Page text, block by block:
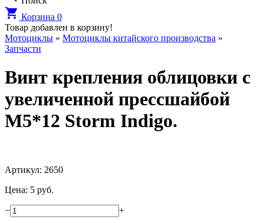
shopping_cart Корзина 0
Товар добавлен в корзину!
Мотоциклы » Мотоциклы китайского производства »
Запчасти
Винт крепления облицовки с
увеличенной прессшайбой
M5*12 Storm Indigo.
Артикул: 2650
Цена: 5 руб.
− +